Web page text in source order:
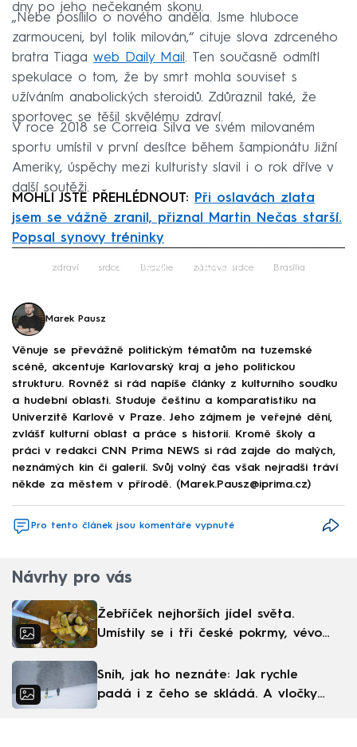
dny po jeho nečekaném skonu.
„Nebe posílilo o nového anděla. Jsme hluboce
zarmouceni, byl tolik milován,“ cituje slova zdrceného
bratra Tiaga web Daily Mail . Ten současně odmítl
spekulace o tom, že by smrt mohla souviset s
užíváním anabolických steroidů. Zdůraznil také, že
sportovec se těšil skvělému zdraví.
V roce 2018 se Correia Silva ve svém milovaném
sportu umístil v první desítce během šampionátu Jižní
Ameriky, úspěchy mezi kulturisty slavil i o rok dříve v
další soutěži.
MOHLI JSTE PŘEHLÉDNOUT:
Při oslavách zlata
jsem se vážně zranil, přiznal Martin Nečas starší.
Popsal synovy tréninky
Failed to fetch
zdraví srdce Brazílie zástava srdce Brasília
Marek Pausz
Věnuje se převážně politickým tématům na tuzemské
scéně, akcentuje Karlovarský kraj a jeho politickou
strukturu. Rovněž si rád napíše články z kulturního soudku
a hudební oblasti. Studuje češtinu a komparatistiku na
Univerzitě Karlově v Praze. Jeho zájmem je veřejné dění,
zvlášť kulturní oblast a práce s historií. Kromě školy a
práci v redakci CNN Prima NEWS si rád zajde do malých,
neznámých kin či galerií. Svůj volný čas však nejradši tráví
někde za městem v přírodě. (Marek.Pausz@iprima.cz)
Pro tento článek jsou komentáře vypnuté
Návrhy pro vás
Žebříček nejhorších jídel světa.
Umístily se i tři české pokrmy, vévodí
Sníh, jak ho neznáte: Jak rychle
padá i z čeho se skládá. A vločky